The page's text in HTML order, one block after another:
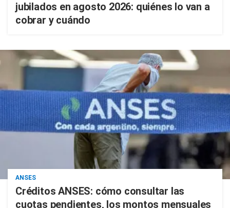
jubilados en agosto 2026: quiénes lo van a
cobrar y cuándo
ANSES
Créditos ANSES: cómo consultar las
cuotas pendientes, los montos mensuales